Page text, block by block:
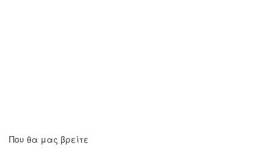
Που θα μας βρείτε